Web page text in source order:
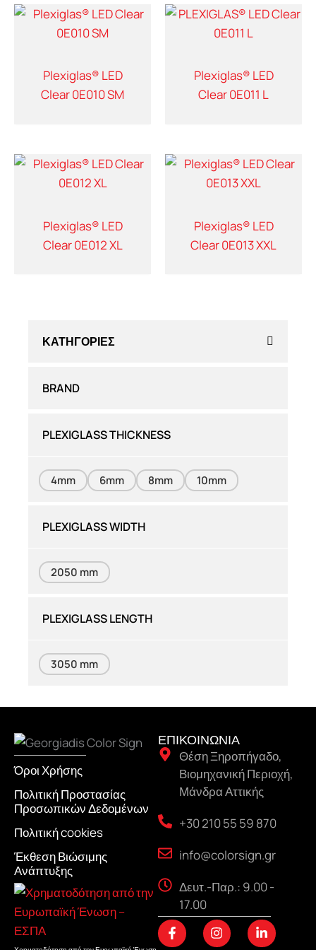
ΚΑΤΗΓΟΡΊΕΣ
BRAND
PLEXIGLASS THICKNESS
4mm 6mm 8mm 10mm
PLEXIGLASS WIDTH
2050 mm
PLEXIGLASS LENGTH
3050 mm
Plexiglas® LED
Clear 0E010 SM
Plexiglas® LED
Clear 0E011 L
Plexiglas® LED
Clear 0E012 XL
Plexiglas® LED
Clear 0E013 XXL
Όροι Χρήσης
Πολιτική Προστασίας
Προσωπικών Δεδομένων
Πολιτική cookies
Έκθεση Βιώσιμης
Ανάπτυξης
ΕΠΙΚΟΙΝΩΝΙΑ
Θέση Ξηροπήγαδο,
Βιομηχανική Περιοχή,
Μάνδρα Αττικής
+30 210 55 59 870
info@colorsign.gr
Δευτ.-Παρ.: 9.00 -
17.00
F
a
I
n
L
i